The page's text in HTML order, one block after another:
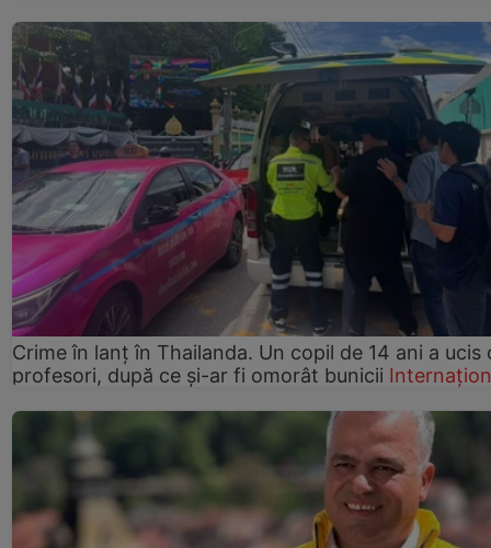
Crime în lanț în Thailanda. Un copil de 14 ani a ucis
profesori, după ce și-ar fi omorât bunicii